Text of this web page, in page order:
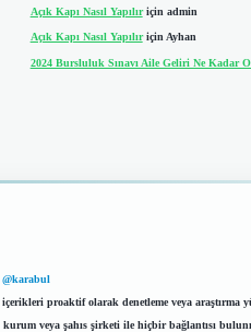
Açık Kapı Nasıl Yapılıriçin admin
Açık Kapı Nasıl Yapılıriçin Ayhan
2024 Bursluluk Sınavı Aile Geliri Ne Kadar
@karabul
proaktif olarak denetleme veya araştırma
veya şahıs şirketi ile hiçbir bağlantısı